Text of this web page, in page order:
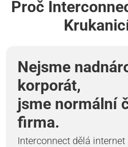
Proč
Nejsme
korporát,
jsme normální
firma.
Interconnect dělá internet